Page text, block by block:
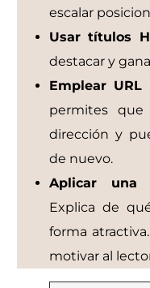
escalar
Usar títulos
destacar y
Emplear
permites
dirección y
de nuevo.
Aplicar una
Explica de
forma
motivar al